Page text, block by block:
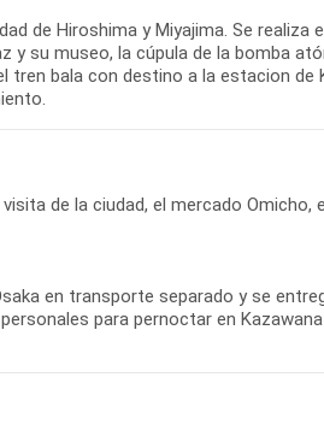
de Hiroshima y Miyajima. Se
y su museo, la cúpula de la bomba
tren bala con destino a la estacion de
de la ciudad, el mercado
en transporte separado y se
para pernoctar en